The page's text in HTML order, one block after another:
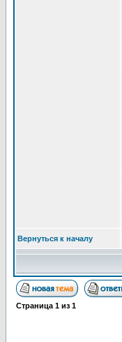
Вернуться к началу
Страница 1 из 1